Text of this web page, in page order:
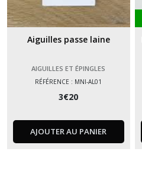
Aiguilles passe laine
AIGUILLES ET ÉPINGLES
RÉFÉRENCE : MNI-AL01
3€20
AJOUTER AU PANIER